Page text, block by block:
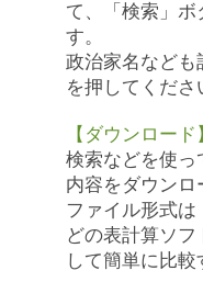
て、「検索」ボ
す。
政治家名なども
を押してくださ
【ダウンロード
検索などを使っ
内容をダウンロ
ファイル形式
どの表計算ソ
して簡単に比較